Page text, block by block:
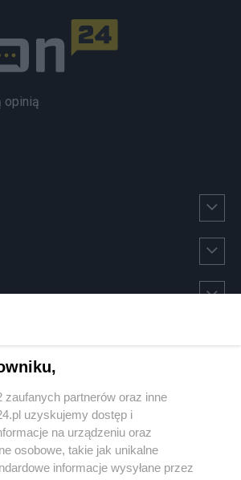
opinią
zaufanych partnerów oraz inne
uzyskujemy dostęp i
na urządzeniu oraz
osobowe, takie jak unikalne
informacje wysyłane przez